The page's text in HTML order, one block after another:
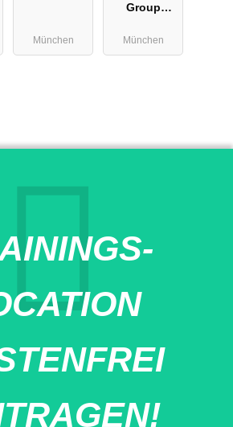
München
Group
Studio
München